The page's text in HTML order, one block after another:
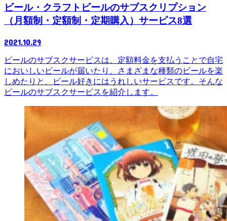
ビール・クラフトビールのサブスクリプション
（月額制・定額制・定期購入）サービス8選
2021.10.29
ビールのサブスクサービスは、定額料金を支払うことで自宅
においしいビールが届いたり、さまざまな種類のビールを楽
しめたりと、ビール好きにはうれしいサービスです。そんな
ビールのサブスクサービスを紹介します。